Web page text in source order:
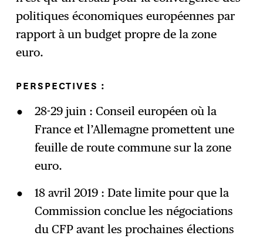
politiques économiques européennes par
rapport à un budget propre de la zone
euro.
PERSPECTIVES :
28-29 juin : Conseil européen où la
France et l’Allemagne promettent une
feuille de route commune sur la zone
euro.
18 avril 2019 : Date limite pour que la
Commission conclue les négociations
du CFP avant les prochaines élections